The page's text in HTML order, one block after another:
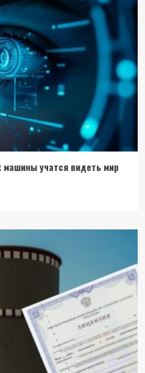
машины учатся видеть мир